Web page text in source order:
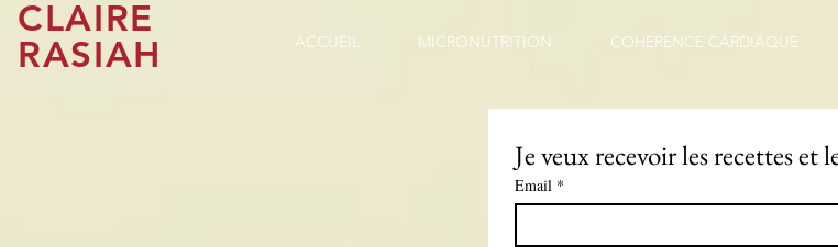
CLAIRE
RASIAH
ACCUEIL MICRONUTRITION COHERENCE CARDIAQUE
Je veux recevoir les recettes et
Email *